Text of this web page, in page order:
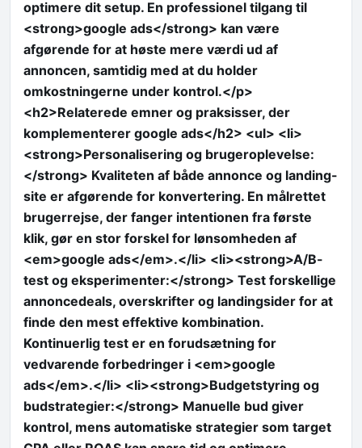
optimere dit setup. En professionel tilgang til
<strong>google ads</strong> kan være
afgørende for at høste mere værdi ud af
annoncen, samtidig med at du holder
omkostningerne under kontrol.</p>
<h2>Relaterede emner og praksisser, der
komplementerer google ads</h2> <ul> <li>
<strong>Personalisering og brugeroplevelse:
</strong> Kvaliteten af både annonce og landing-
site er afgørende for konvertering. En målrettet
brugerrejse, der fanger intentionen fra første
klik, gør en stor forskel for lønsomheden af
<em>google ads</em>.</li> <li><strong>A/B-
test og eksperimenter:</strong> Test forskellige
annoncedeals, overskrifter og landingsider for at
finde den mest effektive kombination.
Kontinuerlig test er en forudsætning for
vedvarende forbedringer i <em>google
ads</em>.</li> <li><strong>Budgetstyring og
budstrategier:</strong> Manuelle bud giver
kontrol, mens automatiske strategier som target